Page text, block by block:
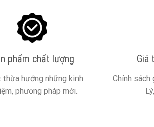
phẩm chất lượng
hưởng những kinh
phương pháp mới.
Giá
Chính sách